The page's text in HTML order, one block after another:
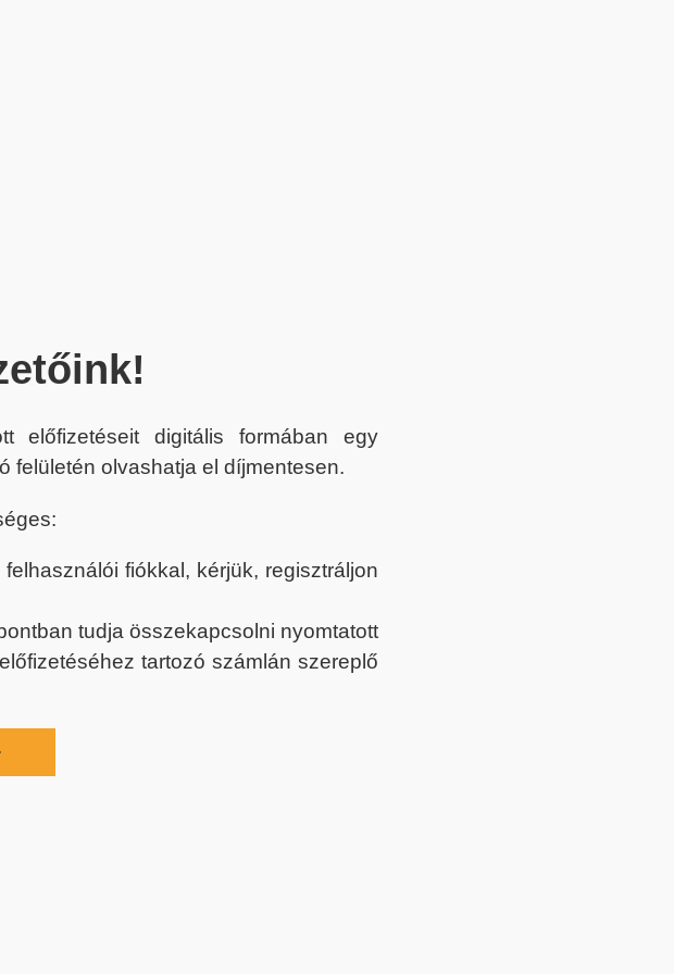
előfizetéseit digitális formában egy
felületén olvashatja el díjmentesen.
fiókkal, kérjük, regisztráljon
tudja összekapcsolni nyomtatott
tartozó számlán szereplő